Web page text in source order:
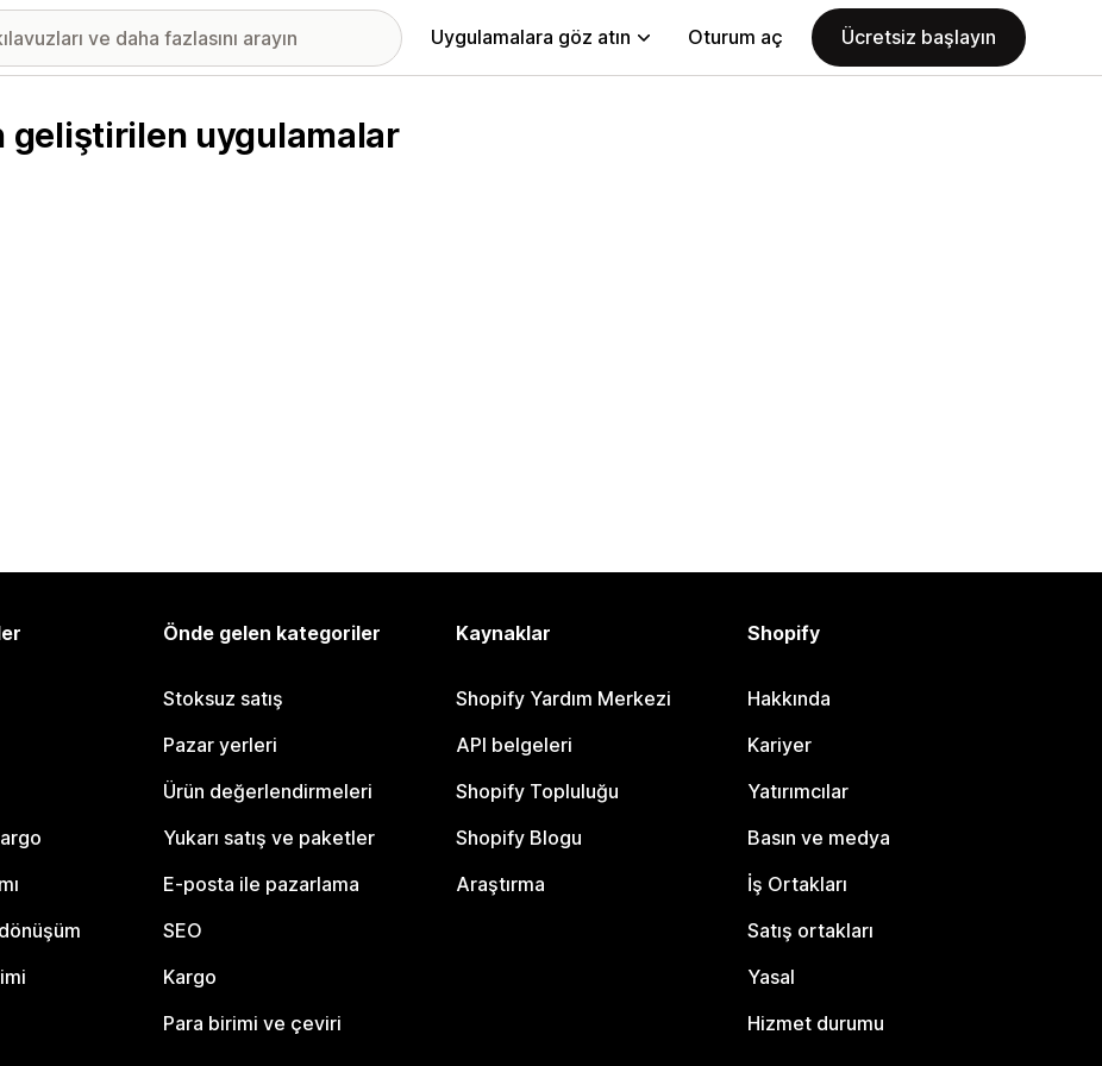
Uygulamalara göz atın Oturum aç Ücretsiz başlayın
geliştirilen uygulamalar
Önde gelen kategoriler
Stoksuz satış
Pazar yerleri
Ürün değerlendirmeleri
Yukarı satış ve paketler
E-posta ile pazarlama
SEO
Kargo
Para birimi ve çeviri
Kaynaklar
Shopify Yardım Merkezi
API belgeleri
Shopify Topluluğu
Shopify Blogu
Araştırma
Shopify
Hakkında
Kariyer
Yatırımcılar
Basın ve medya
İş Ortakları
Satış ortakları
Yasal
Hizmet durumu